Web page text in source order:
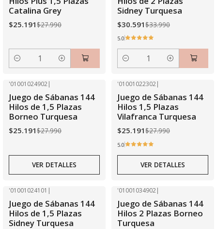
Catalina Grey
$25.191$27.990
Cantidad
Sidney Turquesa
$30.591$33.990
5.0
Cantidad
Agotado
'01001024902|
Juego de Sábanas 144
Hilos de 1,5 Plazas
Borneo Turquesa
$25.191$27.990
VER DETALLES
Agotado
'01001022302|
Juego de Sábanas 144
Hilos 1,5 Plazas
Vilafranca Turquesa
$25.191$27.990
5.0
VER DETALLES
Agotado
'01001024101 |
Juego de Sábanas 144
Hilos de 1,5 Plazas
Sidney Turquesa
'01001034902|
Juego de Sábanas 144
Hilos 2 Plazas Borneo
Turquesa